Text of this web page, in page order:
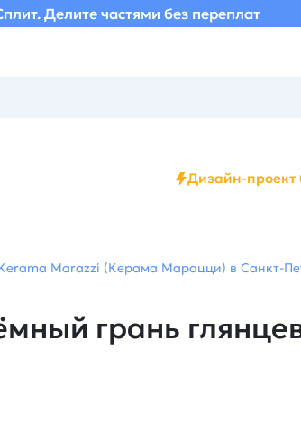
Делите частями без переплат
Дизайн-проект
Marazzi (Керама Марацци) в Санкт-
грань